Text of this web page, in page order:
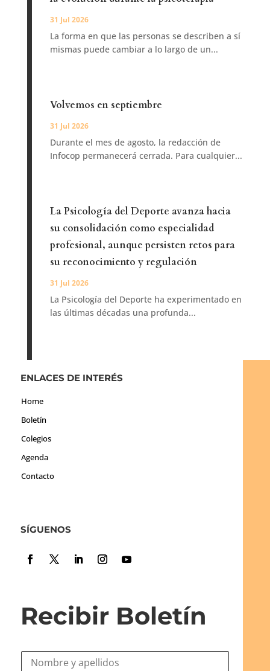
31 Jul 2026
La forma en que las personas se describen a sí
mismas puede cambiar a lo largo de un...
Volvemos en septiembre
31 Jul 2026
Durante el mes de agosto, la redacción de
Infocop permanecerá cerrada. Para cualquier...
La Psicología del Deporte avanza hacia
su consolidación como especialidad
profesional, aunque persisten retos para
su reconocimiento y regulación
31 Jul 2026
La Psicología del Deporte ha experimentado en
las últimas décadas una profunda...
ENLACES DE INTERÉS
Home
Boletín
Colegios
Agenda
Contacto
SÍGUENOS
Recibir Boletín
N